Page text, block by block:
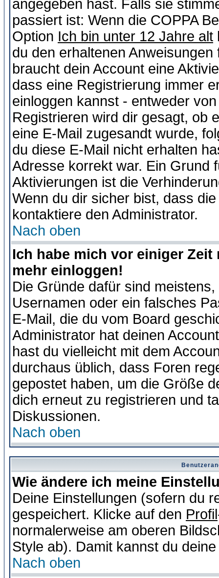
angegeben hast. Falls sie
passiert ist: Wenn die COPPA
Option Ich bin unter 12 Jahre alt
du den erhaltenen
braucht dein Account eine
dass eine Registrierung immer
einloggen kannst - entweder
Registrieren wird dir gesagt, ob
eine E-Mail zugesandt wurde,
du diese E-Mail nicht erhalten
Adresse korrekt war. Ein Grund
Aktivierungen ist die
Wenn du dir sicher bist, dass
kontaktiere den Administrator.
Nach oben
Ich habe mich vor einiger
mehr einloggen!
Die Gründe dafür sind
Usernamen oder ein falsches
E-Mail, die du vom Board
Administrator hat deinen
hast du vielleicht mit dem
durchaus üblich, dass Foren
gepostet haben, um die Größe
dich erneut zu registrieren und
Diskussionen.
Nach oben
Wie ändere ich meine
Deine Einstellungen (sofern du
gespeichert. Klicke auf den Profil
normalerweise am oberen
Style ab). Damit kannst du
Nach oben